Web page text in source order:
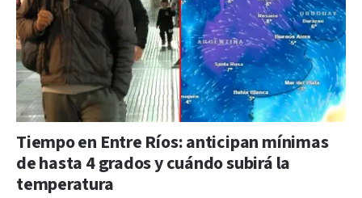
Tiempo en Entre Ríos: anticipan mínimas
de hasta 4 grados y cuándo subirá la
temperatura